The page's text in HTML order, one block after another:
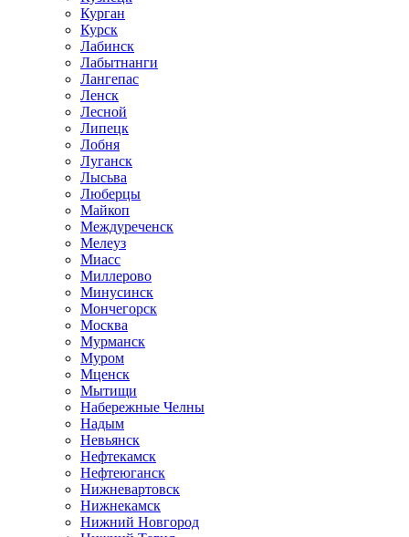
Курган
Курск
Лабинск
Лабытнанги
Лангепас
Ленск
Лесной
Липецк
Лобня
Луганск
Лысьва
Люберцы
Майкоп
Междуреченск
Мелеуз
Миасс
Миллерово
Минусинск
Мончегорск
Москва
Мурманск
Муром
Мценск
Мытищи
Набережные Челны
Надым
Невьянск
Нефтекамск
Нефтеюганск
Нижневартовск
Нижнекамск
Нижний Новгород